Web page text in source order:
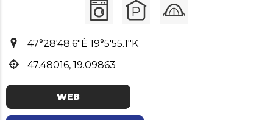
47°28'48.6"É 19°5'55.1"K
47.48016, 19.09863
WEB